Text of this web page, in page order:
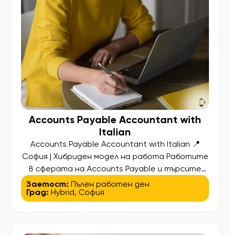
Accounts Payable Accountant with
Italian
Accounts Payable Accountant with Italian 📍
София | Хибриден модел на работа Работите
в сферата на Accounts Payable и търсите
следващата стъпка в кариерата си? За наш
международен партньор търсим Accounts
Заетост: Пълен работен ден
Град: Hybrid, София